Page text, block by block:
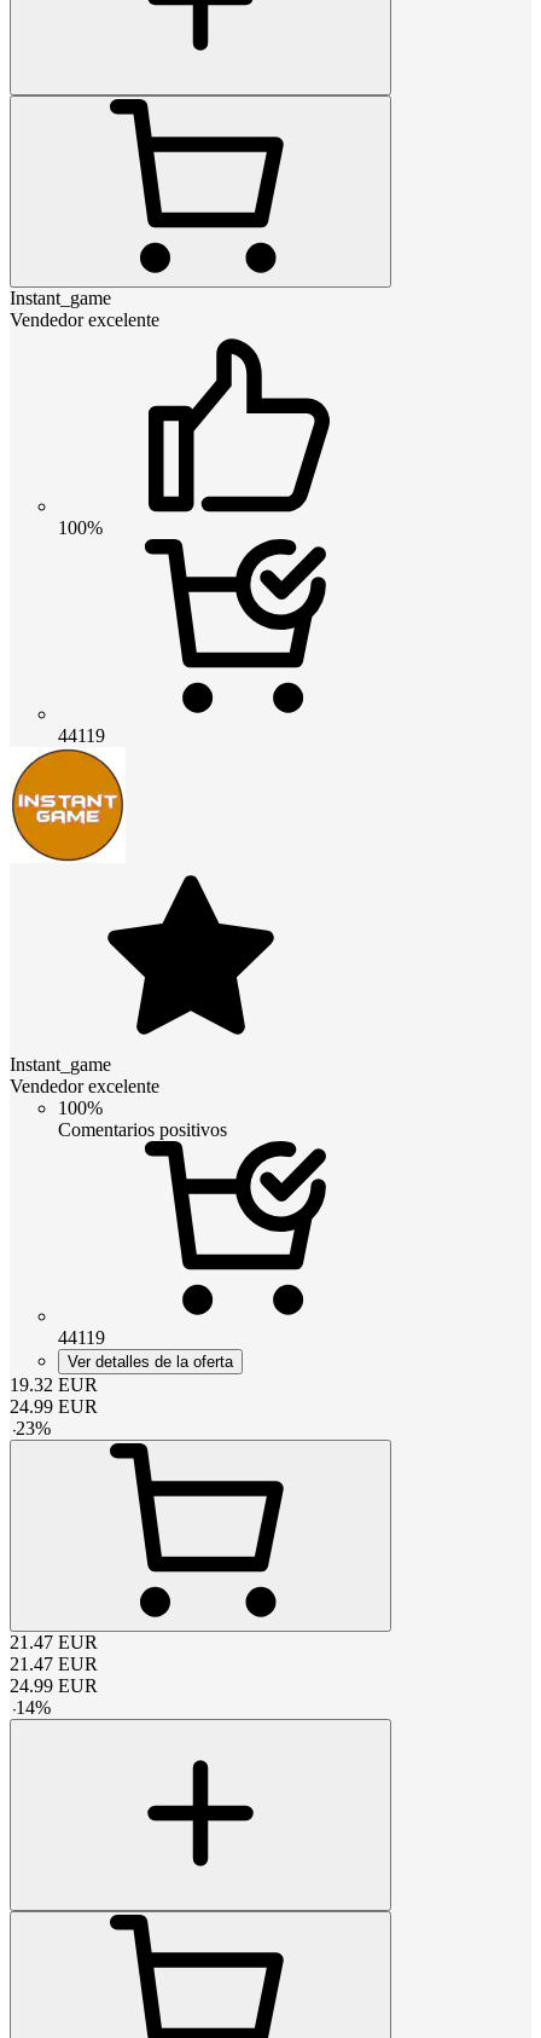
Instant_game
Vendedor excelente
100%
44119
Instant_game
Vendedor excelente
100%
Comentarios positivos
44119
Ver detalles de la oferta
19.32 EUR
24.99 EUR
-23%
21.47 EUR
21.47 EUR
24.99 EUR
-14%